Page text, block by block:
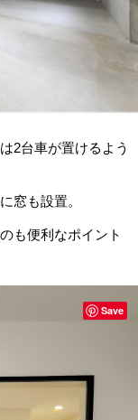
2台車が置けるよう
窓も設置。
も便利なポイント
Save